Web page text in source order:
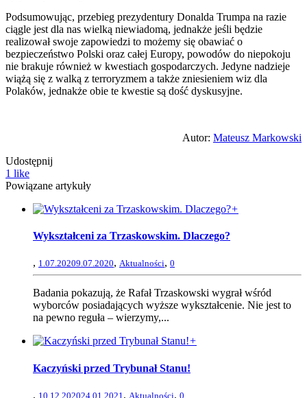
Podsumowując, przebieg prezydentury Donalda Trumpa na razie
ciągle jest dla nas wielką niewiadomą, jednakże jeśli będzie
realizował swoje zapowiedzi to możemy się obawiać o
bezpieczeństwo Polski oraz całej Europy, powodów do niepokoju
nie brakuje również w kwestiach gospodarczych. Jedyne nadzieje
wiążą się z walką z terroryzmem a także zniesieniem wiz dla
Polaków, jednakże obie te kwestie są dość dyskusyjne.
Autor: Mateusz Markowski
Udostępnij
1 like
Powiązane artykuły
+
Wykształceni za Trzaskowskim. Dlaczego?
, 1.07.20209.07.2020, Aktualności, 0
Badania pokazują, że Rafał Trzaskowski wygrał wśród
wyborców posiadających wyższe wykształcenie. Nie jest to
na pewno reguła – wierzymy,...
+
Kaczyński przed Trybunał Stanu!
, 10.12.202024.01.2021 , Aktualności, 0